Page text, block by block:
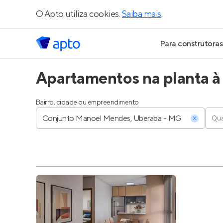
O Apto utiliza cookies.Saiba mais.
Para construtoras
Geração de
Geração de
Parcerias
Apartamentos na planta
Bairro, cidade ou empreendimento